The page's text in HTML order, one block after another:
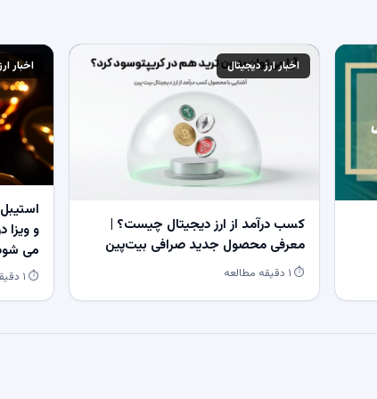
اخبار ارز دیجیتال
کسب درآمد از ارز دیجیتال چیست؟ |
معرفی محصول جدید صرافی بیت‌پین
⏱ ۱ دقیقه مطالعه
اخبار
می
⏱ ۱ دقیقه مطالعه